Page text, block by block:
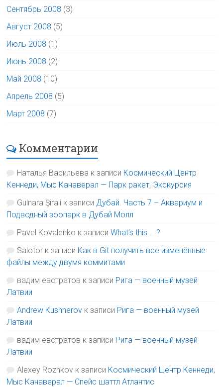
Сентябрь 2008 (3)
Август 2008 (5)
Июль 2008 (1)
Июнь 2008 (2)
Май 2008 (10)
Апрель 2008 (5)
Март 2008 (7)
Комментарии
Наталья Васильева к записи Космический Центр
Кеннеди, Мыс Канаверал — Парк ракет, Экскурсия
Gulnara Şirali к записи Дубай. Часть 7 – Аквариум и
Подводный зоопарк в Дубай Молл
Pavel Kovalenko к записиWhat’s this … ?
Salotor к записи Как в Git получить все изменённые
файлы между двумя коммитами
вадим евстратов к записи Рига — военный музей
Латвии
Andrew Kushnerov к записи Рига — военный музей
Латвии
вадим евстратов к записи Рига — военный музей
Латвии
Alexey Rozhkov к записи Космический Центр Кеннеди,
Мыс Канаверал — Спейс шаттл Атлантис